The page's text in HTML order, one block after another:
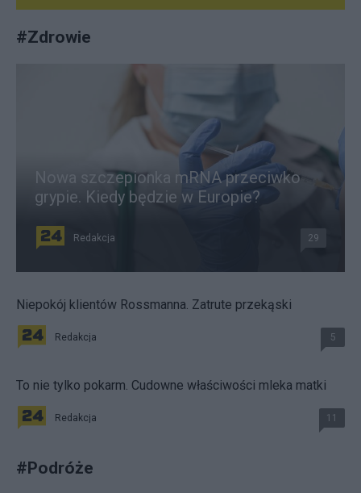
#Zdrowie
Nowa szczepionka mRNA przeciwko
grypie. Kiedy będzie w Europie?
Redakcja 29
Niepokój klientów Rossmanna. Zatrute przekąski
Redakcja 5
To nie tylko pokarm. Cudowne właściwości mleka matki
Redakcja 11
#Podróże